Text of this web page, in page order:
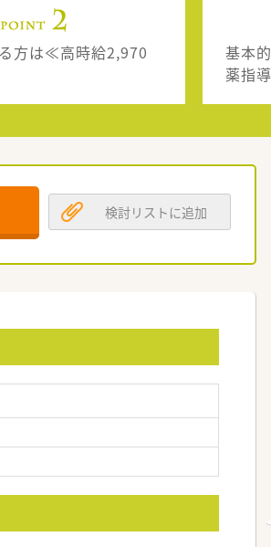
方は≪高時給2,970
基本
薬指
検討リストに追加